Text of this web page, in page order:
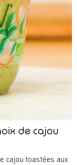
de cajou
cajou toastées aux